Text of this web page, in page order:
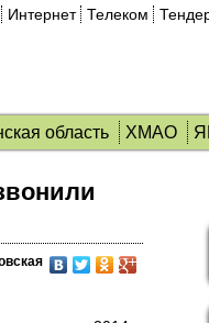
Интернет Телеком
область ХМАО